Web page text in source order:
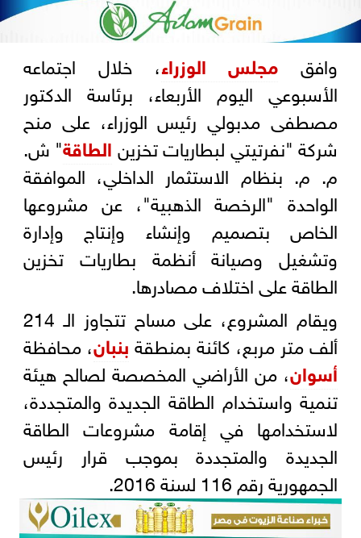
وافق مجلس الوزراء، خلال اجتماعه
الأسبوعي اليوم الأربعاء، برئاسة الدكتور
مصطفى مدبولي رئيس الوزراء، على منح
شركة "نفرتيتي لبطاريات تخزينالطاقة" ش.
م. م. بنظام الاستثمار الداخلي، الموافقة
الواحدة "الرخصة الذهبية"، عن مشروعها
الخاص بتصميم وإنشاء وإنتاج وإدارة
وتشغيل وصيانة أنظمة بطاريات تخزين
الطاقة على اختلاف مصادرها.
ويقام المشروع، على مساح تتجاوز الـ 214
ألف متر مربع، كائنة بمنطقةبنبان، محافظة
أسوان، من الأراضي المخصصة لصالح هيئة
تنمية واستخدام الطاقة الجديدة والمتجددة،
لاستخدامها في إقامة مشروعات الطاقة
الجديدة والمتجددة بموجب قرار رئيس
الجمهورية رقم 116 لسنة 2016.